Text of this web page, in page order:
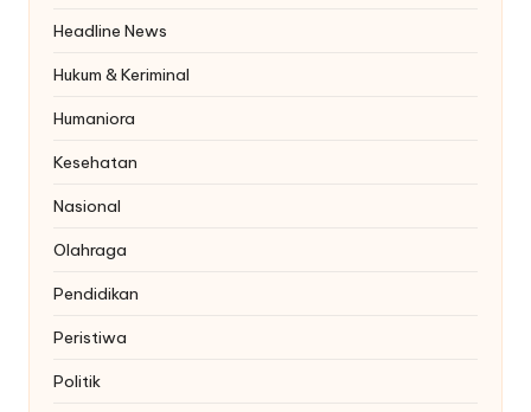
Headline News
Hukum & Keriminal
Humaniora
Kesehatan
Nasional
Olahraga
Pendidikan
Peristiwa
Politik